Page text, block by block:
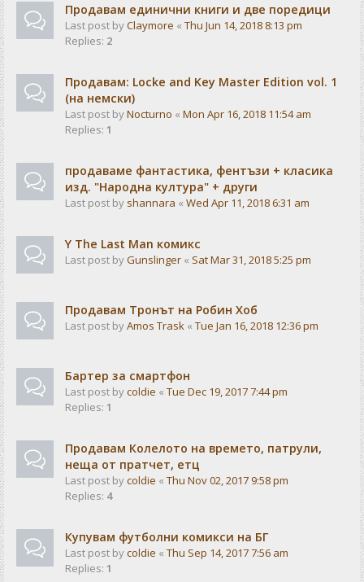
Продавам единични книги и две поредици
Last post byClaymore « Thu Jun 14, 2018 8:13 pm
Replies: 2
Продавам: Locke and Key Master Edition vol. 1
(на немски)
Last post byNocturno « Mon Apr 16, 2018 11:54 am
Replies: 1
продаваме фантастика, фентъзи + класика
изд. "Народна култура" + други
Last post by shannara « Wed Apr 11, 2018 6:31 am
Y The Last Man комикс
Last post byGunslinger « Sat Mar 31, 2018 5:25 pm
Продавам Тронът на Робин Хоб
Last post byAmos Trask « Tue Jan 16, 2018 12:36 pm
Бартер за смартфон
Last post bycoldie « Tue Dec 19, 2017 7:44 pm
Replies: 1
Продавам Колелото на времето, патрули,
неща от пратчет, етц
Last post bycoldie « Thu Nov 02, 2017 9:58 pm
Replies: 4
Купувам футболни комикси на БГ
Last post bycoldie « Thu Sep 14, 2017 7:56 am
Replies: 1